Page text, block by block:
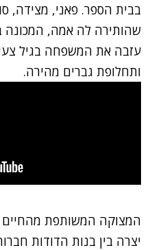
בבית הספר. פאני, מצידה,
שהותירה לה אמה, המכונה
עזבה את המשפחה בגיל
ותחלופת גברים מהירה.
המצוקה המשותפת
יצרה בין בנות הדודות